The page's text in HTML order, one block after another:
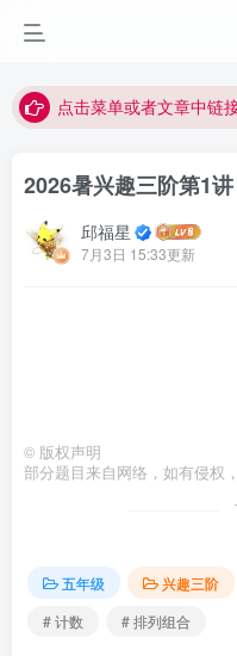
点击菜单或者文章中链
视频无法观看的微信发
2026暑兴趣三阶第1
邱福星
7月3日 15:33更新
© 版权声明
部分题目来自网络，如有侵权
五年级 兴趣三阶
# 计数
# 排列组合